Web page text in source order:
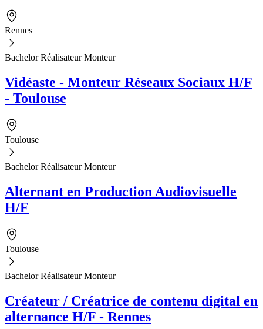
Rennes
Bachelor Réalisateur Monteur
Vidéaste - Monteur Réseaux Sociaux H/F
- Toulouse
Toulouse
Bachelor Réalisateur Monteur
Alternant en Production Audiovisuelle
H/F
Toulouse
Bachelor Réalisateur Monteur
Créateur / Créatrice de contenu digital en
alternance H/F - Rennes